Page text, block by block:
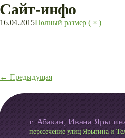
Сайт-инфо
16.04.2015Полный размер ( × )
← Предыдущая
г. Абакан, Ивана
пересечение улиц Ярыгина и